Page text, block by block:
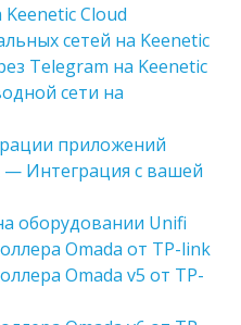
Cloud
сетей на Keenetic
Telegram на Keenetic
сети на
приложений
— Интеграция с вашей
оборудовании Unifi
Omada от TP-link
Omada v5 от TP-